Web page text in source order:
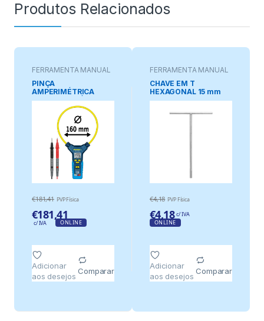
Produtos Relacionados
FERRAMENTA MANUAL
PINÇA
AMPERIMÉTRICA
DIGITAL FLEXÍVEL PAN
€181,41 PVP Física
€181,41
c/ IVA ONLINE
Adicionar
aos desejos
Comparar
FERRAMENTA MANUAL
CHAVE EM T
HEXAGONAL 15 mm
€4,18 PVP Física
€4,18 c/ IVA
ONLINE
Adicionar
aos desejos
Comparar